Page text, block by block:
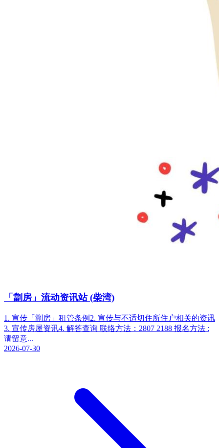
「劏房」流动资讯站 (柴湾)
1. 宣传「劏房」租管条例2. 宣传与不适切住所住户相关的资讯
3. 宣传房屋资讯4. 解答查询 联络方法：2807 2188 报名方法 :
请留意...
2026-07-30